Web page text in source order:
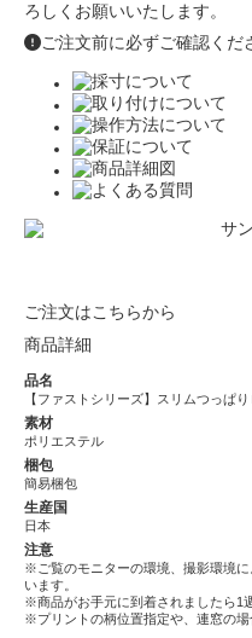
ろしくお願いいたします。
ご注文前に必ずご確認くだ
ご注文はこちらから
商品詳細
品名
【ファストシリーズ】スリムつっ
素材
ポリエステル
梱包
簡易梱包
生産国
日本
注意
※ご覧のモニターの環境、撮影環境
います。
※商品がお手元に到着されましたら1
※プリントの柄位置指定や、連窓の場